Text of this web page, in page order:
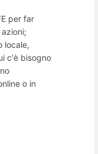
per far
locale,
c'è bisogno
o in